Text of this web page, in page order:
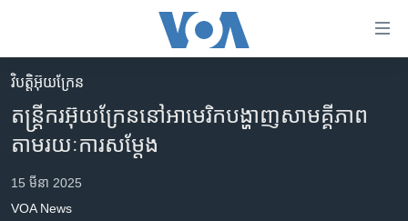
គេហទំព័រ​
ទាក់ទង
រំលង​
និង​
ទៅ​​
ទំព័រ​
កម្ពុជា
អន្តរជាតិ
វិបត្តិអ៊ុយក្រែន
តន្ត្រីករ​អ៊ុយក្រែន​នៅ​អាមេរិក​បង្ហាញ​សាមគ្គីភាព​
តាម​រយៈ​ការសម្តែង
15 មីនា 2025
VOA News